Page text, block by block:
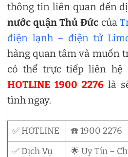
thông tin liên quan đến
nước quận Thủ Đức của
điện lạnh – điện tử
hàng quan tâm và muốn
có thể trực tiếp liên hệ
HOTLINE 1900 2276là
tình ngay.
✅ HOTLINE
☎️ 1900 2276
✅ Dịch Vụ
🌟 Uy Tín –